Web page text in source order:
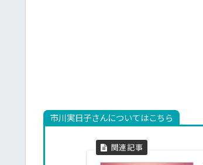
市川実日子さんについてはこちら